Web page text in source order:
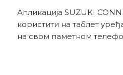
Апликација SUZUKI
користити на таблет
на свом паметном